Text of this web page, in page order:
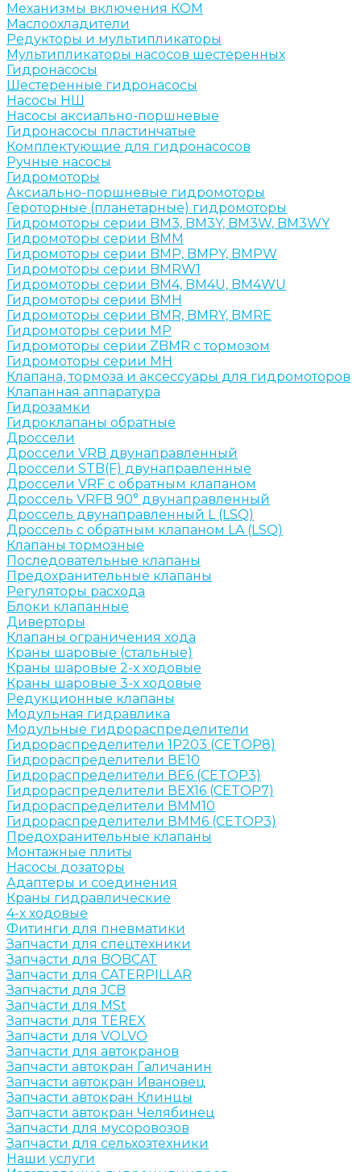
Механизмы включения КОМ
Маслоохладители
Редукторы и мультипликаторы
Мультипликаторы насосов шестеренных
Гидронасосы
Шестеренные гидронасосы
Насосы НШ
Насосы аксиально-поршневые
Гидронасосы пластинчатые
Комплектующие для гидронасосов
Ручные насосы
Гидромоторы
Аксиально-поршневые гидромоторы
Героторные (планетарные) гидромоторы
Гидромоторы серии BM3, BM3Y, BM3W, BM3WY
Гидромоторы серии BMM
Гидромоторы серии BMP, BMPY, BMPW
Гидромоторы серии BMRW1
Гидромоторы серии BМ4, BM4U, BМ4WU
Гидромоторы серии BМH
Гидромоторы серии BМR, BMRY, BМRE
Гидромоторы серии MP
Гидромоторы серии ZBMR с тормозом
Гидромоторы серии МH
Клапана, тормоза и аксессуары для гидромоторов
Клапанная аппаратура
Гидрозамки
Гидроклапаны обратные
Дроссели
Дроссели VRB двунаправленный
Дроссели STB(F) двунаправленные
Дроссели VRF с обратным клапаном
Дроссель VRFB 90° двунаправленный
Дроссель двунаправленный L (LSQ)
Дроссель с обратным клапаном LA (LSQ)
Клапаны тормозные
Последовательные клапаны
Предохранительные клапаны
Регуляторы расхода
Блоки клапанные
Диверторы
Клапаны ограничения хода
Краны шаровые (стальные)
Краны шаровые 2-х ходовые
Краны шаровые 3-х ходовые
Редукционные клапаны
Модульная гидравлика
Модульные гидрораспределители
Гидрораспределители 1Р203 (CETOP8)
Гидрораспределители ВЕ10
Гидрораспределители ВЕ6 (CETOP3)
Гидрораспределители ВЕХ16 (CETOP7)
Гидрораспределители ВММ10
Гидрораспределители ВММ6 (CETOP3)
Предохранительные клапаны
Монтажные плиты
Насосы дозаторы
Адаптеры и соединения
Краны гидравлические
4-х ходовые
Фитинги для пневматики
Запчасти для спецтехники
Запчасти для BOBCAT
Запчасти для CATERPILLAR
Запчасти для JCB
Запчасти для MSt
Запчасти для TEREX
Запчасти для VOLVO
Запчасти для автокранов
Запчасти автокран Галичанин
Запчасти автокран Ивановец
Запчасти автокран Клинцы
Запчасти автокран Челябинец
Запчасти для мусоровозов
Запчасти для сельхозтехники
Наши услуги